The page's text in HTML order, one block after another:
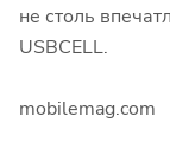
не столь
USBCELL.
mobilemag.com